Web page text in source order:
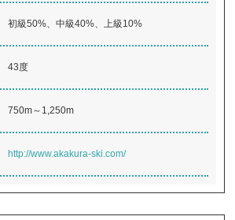
初級50%、中級40%、上級10%
43度
750m～1,250m
http://www.akakura-ski.com/